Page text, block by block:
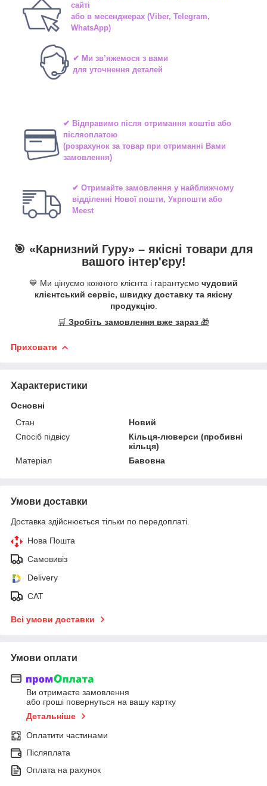
сайті
або в месенджерах(Viber, Telegram,
WhatsApp)
✔ Ми зв’яжемося з вами
для уточнення деталей
✔ Відправимо після отримання коштів або
післяоплатою
(розрахунок за товар при отриманні Вами
замовлення)
✔ Отримайте замовлення у найближчому
відділенні Нової пошти, Укрпошти або
Meest
🎯 «Карнизний Гуру» – якісні товари для
вашого інтер'єру!
💙 Ми цінуємо кожного клієнта і гарантуємо чудовий
клієнтський сервіс, швидку доставку та якісну
продукцію.
🛒 Зробіть замовлення вже зараз 🎁
Приховати
Характеристики
Основні
Стан
Новий
Спосіб підвісу
Кільця-люверси (пробивні
кільця)
Матеріал
Бавовна
Умови доставки
Доставка здійснюється тільки по передоплаті.
Нова Пошта
Самовивіз
Delivery
САТ
Всі умови доставки
Умови оплати
Ви отримаєте замовлення
або гроші повернуться на вашу картку
Детальніше
Оплатити частинами
Післяплата
Оплата на рахунок